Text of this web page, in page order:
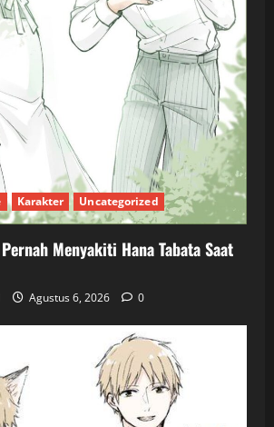
Karakter Uncategorized
Menyakiti Hana Tabata Saat
Agustus 6, 2026 0